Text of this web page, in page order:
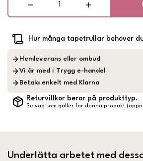
Hur många tapetrullar behöver
Hemleverans eller ombud
Vi är med i Trygg e-handel
Betala enkelt med Klarna
Returvillkor beror på produkttyp.
Se vad som gäller för denna produkt
Underlätta arbetet med